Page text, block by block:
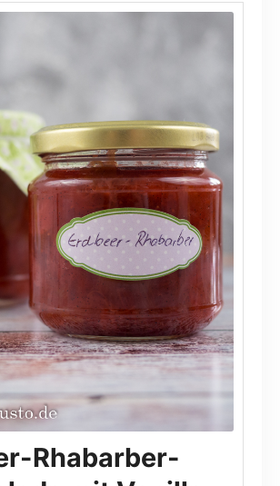
Rhabarber-